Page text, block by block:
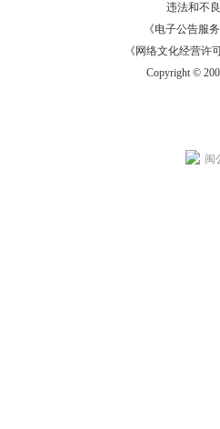
违法和不
《电子公告服务
《网络文化经营许
Copyright ©
闽